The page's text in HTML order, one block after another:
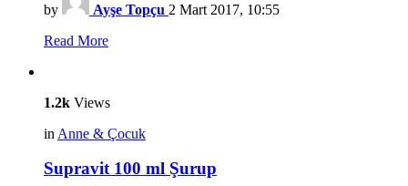
by Ayşe Topçu 2 Mart 2017, 10:55
Read More
1.2k Views
in Anne & Çocuk
Supravit 100 ml Şurup